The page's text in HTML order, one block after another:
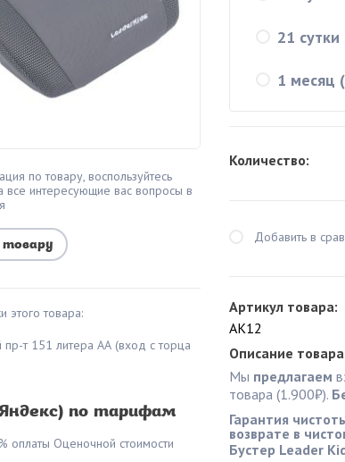
по товару, воспользуйтесь
интересующие вас вопросы в
товару
этого товара:
пр-т 151 литера АА (вход с торца
по тарифам
оплаты Оценочной стоимости
21 сутки
1 месяц
Количество:
Добавить в
Артикул товара:
AK12
Описание
Мы предлагаем
товара (1.900₽).
Гарантия
возврате в
Бустер Leader